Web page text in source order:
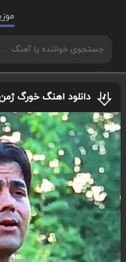
دانلود اهنگ خورگ ژمن